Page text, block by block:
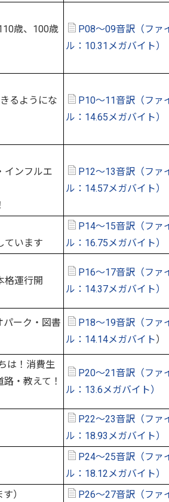
歳、100歳
P08～09音訳（ファ
ル：10.31メガバイト）
るようにな
P10～11音訳（ファ
ル：14.65メガバイト）
インフルエ
P12～13音訳（ファ
ル：14.57メガバイト）
ています
P14～15音訳（ファ
ル：16.75メガバイト）
格運行開
P16～17音訳（ファ
ル：14.37メガバイト）
パーク・図書
P18～19音訳（ファ
ル：14.14メガバイト）
は！消費生
・教えて！
P20～21音訳（ファ
ル：13.6メガバイト）
P22～23音訳（ファ
ル：18.93メガバイト）
P24～25音訳（ファ
ル：18.12メガバイト）
）
P26～27音訳（ファ